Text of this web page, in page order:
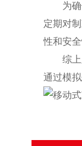
为确保
定期对
性和安全
综上所
通过模